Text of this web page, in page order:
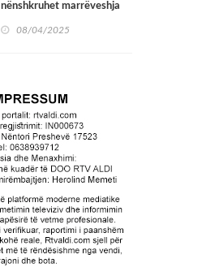
nënshkruhet marrëveshja
08/04/2025